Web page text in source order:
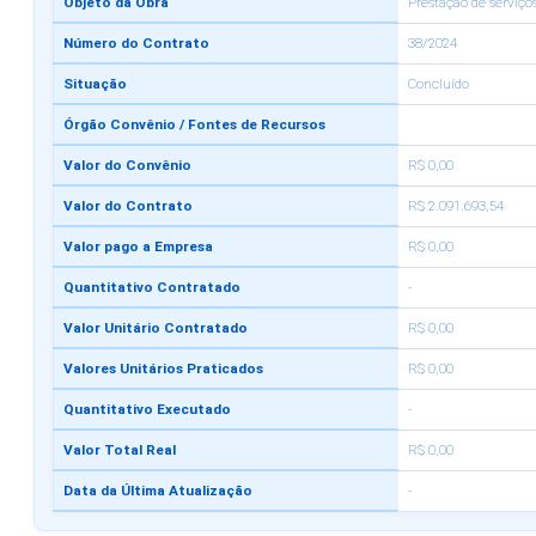
Número do Contrato 38/2024
Situação Concluído
Órgão Convênio / Fontes de Recursos
Valor do Convênio R$ 0,00
Valor do Contrato R$ 2.091.693,54
Valor pago a Empresa R$ 0,00
Quantitativo Contratado -
Valor Unitário Contratado R$ 0,00
Valores Unitários Praticados R$ 0,00
Quantitativo Executado -
Valor Total Real R$ 0,00
Data da Última Atualização -